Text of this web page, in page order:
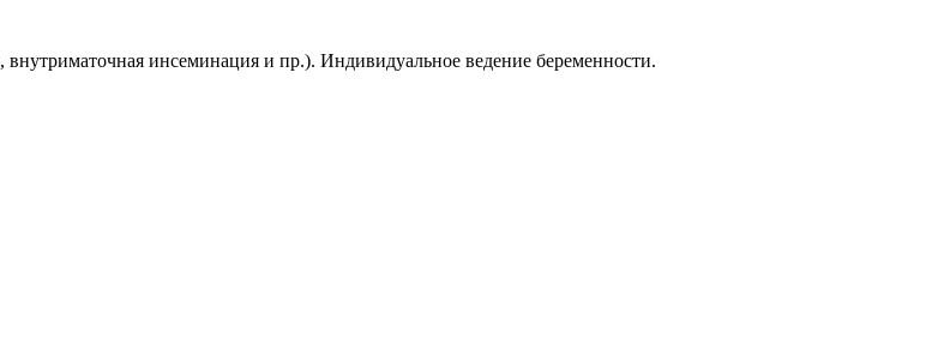
инсеминация и пр.). Индивидуальное ведение беременности.